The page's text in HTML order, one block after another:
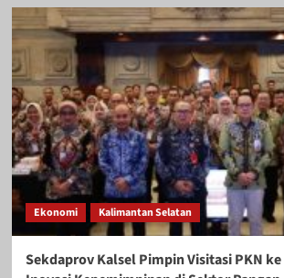
Ekonomi Kalimantan Selatan
Sekdaprov Kalsel Pimpin Visitasi PKN